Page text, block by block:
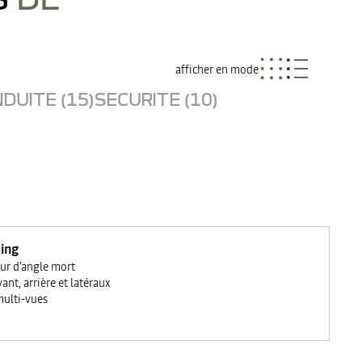
afficher en mode
(15)SECURITE (10)
d'angle mort
arrière et latéraux
vues